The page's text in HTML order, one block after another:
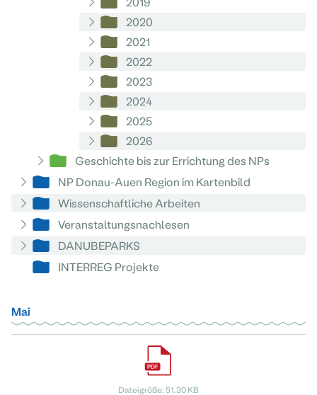
2020
2021
2022
2023
2024
2025
2026
Geschichte bis zur Errichtung des NPs
NP Donau-Auen Region im Kartenbild
Wissenschaftliche Arbeiten
Veranstaltungsnachlesen
DANUBEPARKS
INTERREG Projekte
Mai
Dateigröße: 51.30 KB